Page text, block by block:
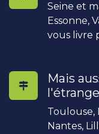
Seine et
Essonne,
vous livre
Mais
Toulouse,
Nantes,